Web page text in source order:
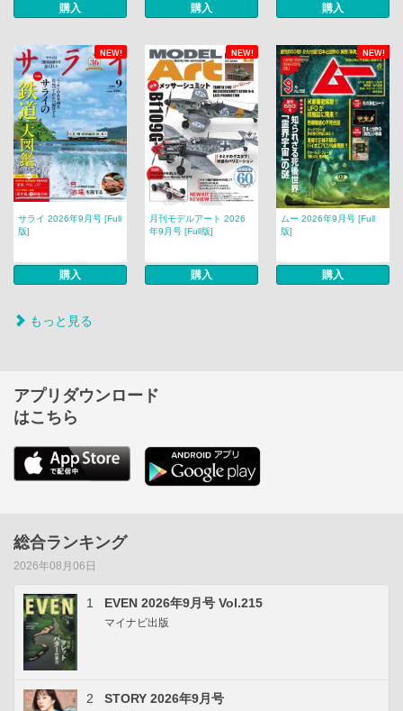
購入 購入 購入
NEW! NEW! NEW!
サライ 2026年9月号 [Full
版]
購入
月刊モデルアート 2026
年9月号 [Full版]
購入
ムー 2026年9月号 [Full
版]
購入
もっと見る
アプリダウンロード
はこちら
総合ランキング
2026年08月06日
1 EVEN 2026年9月号 Vol.215
マイナビ出版
2 STORY 2026年9月号